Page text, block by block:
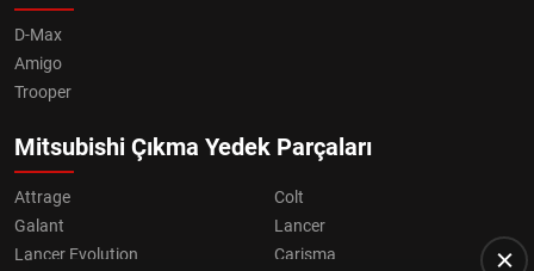
D-Max
Amigo
Trooper
Mitsubishi Çıkma Yedek Parçaları
Attrage
Colt
Galant
Lancer
Lancer Evolution
Carisma